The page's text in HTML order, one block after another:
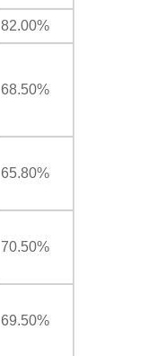
82.00%
68.50%
65.80%
70.50%
69.50%